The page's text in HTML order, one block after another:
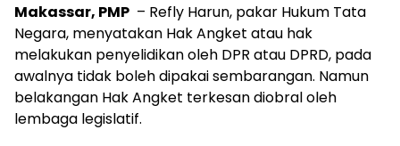
Makassar, PMP – Refly Harun, pakar Hukum Tata
Negara, menyatakan Hak Angket atau hak
melakukan penyelidikan oleh DPR atau DPRD, pada
awalnya tidak boleh dipakai sembarangan. Namun
belakangan Hak Angket terkesan diobral oleh
lembaga legislatif.